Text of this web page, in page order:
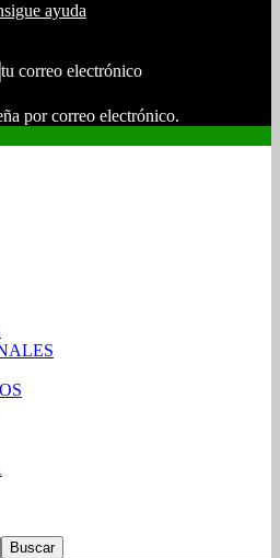
ayuda
tu correo electrónico
por correo electrónico.